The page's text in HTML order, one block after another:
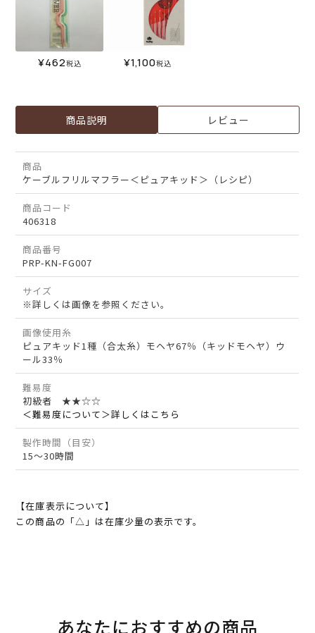
¥462税込 ¥1,100税込
商品説明 レビュー
商品
ケーブルフリルマフラー＜ピュアキッド＞（レシピ）
商品コード
406318
商品番号
PRP-KN-FG007
サイズ
※詳しくは画像を参照ください。
画像使用糸
ピュアキッド1種（合太糸）モヘヤ67％（キッドモヘヤ）ウ
ール33％
難易度
初級者 ★★☆☆
＜難易度について＞詳しくはこちら
製作時間（目安）
15～30時間
【在庫表示について】
この商品の「△」は在庫少量の表示です。
あなたにおすすめの商品